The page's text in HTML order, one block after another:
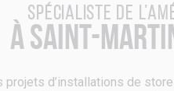
Spécialiste de
à Saint-
projets d’installations de